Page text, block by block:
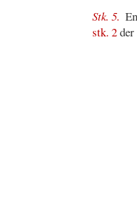
Stk. 5.
stk. 2